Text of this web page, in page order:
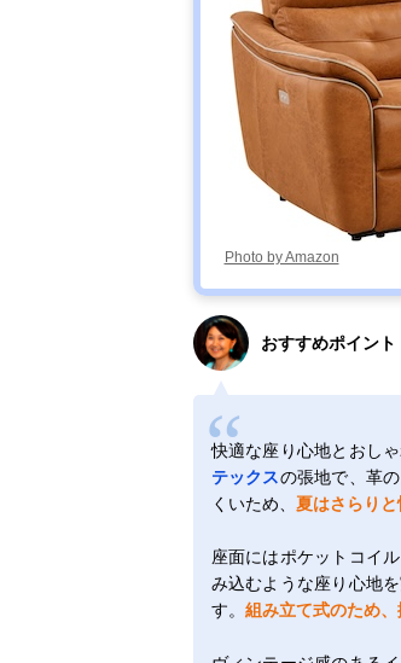
Photo by Amazon
おすすめポイント
快適な座り心地とおし
テックスの張地で、革
くいため、 夏はさらり
座面にはポケットコイ
み込むような座り心地
す。 組み立て式のため